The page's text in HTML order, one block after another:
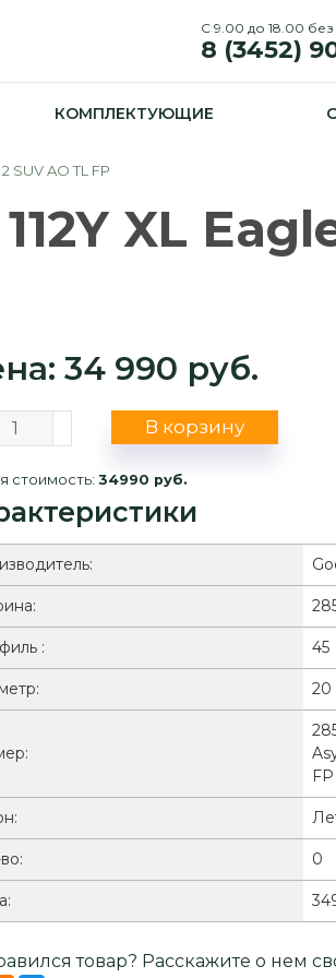
С 9.00 до 18.00
8 (3452)
КОМПЛЕКТУЮЩИЕ
SUV AO TL FP
XL
34 990 руб.
В корзину
стоимость: 34990 руб.
: 45
20
FP
0
товар? Расскажите о нем